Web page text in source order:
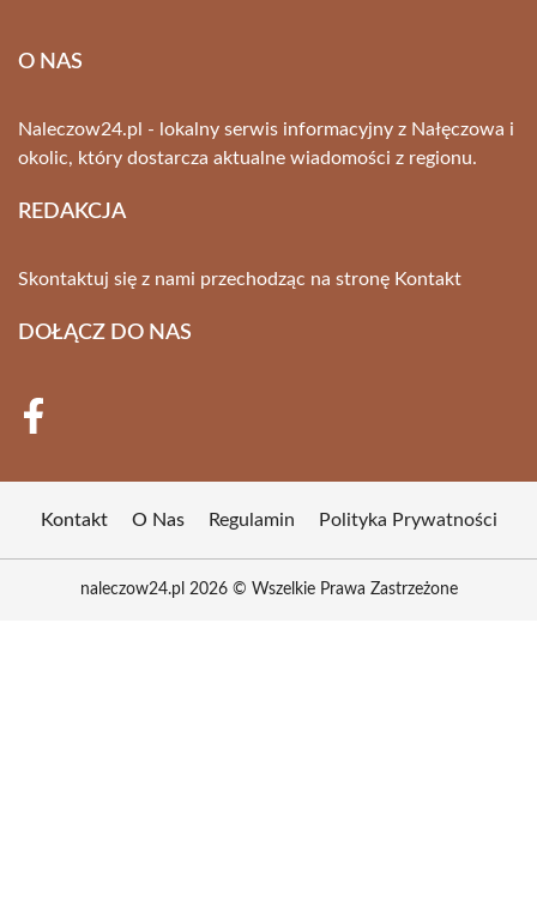
O NAS
Naleczow24.pl - lokalny serwis informacyjny z Nałęczowa i
okolic, który dostarcza aktualne wiadomości z regionu.
REDAKCJA
Skontaktuj się z nami przechodząc na stronę Kontakt
DOŁĄCZ DO NAS
Kontakt O Nas Regulamin Polityka Prywatności
naleczow24.pl 2026 © Wszelkie Prawa Zastrzeżone